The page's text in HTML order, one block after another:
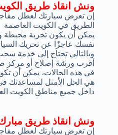
ونش انقاذ طريق
إن تعرض سيارتك لعطل مفاجئ
الطريق في الكويت العاصمة
يمكن أن يكون تجربة محبطة
نفسك عاجزًا عن تحريك
وبالتالي تحتاج إلى خدمة
أقرب ورشة إصلاح أو مركز
في هذه الحالات، يمكن أن
هي الحل الأمثل لمساعدتك
داخل جميع مناطق الكويت
ونش انقاذ طريق مبارك
إن تعرض سيارتك لعطل مفاجئ